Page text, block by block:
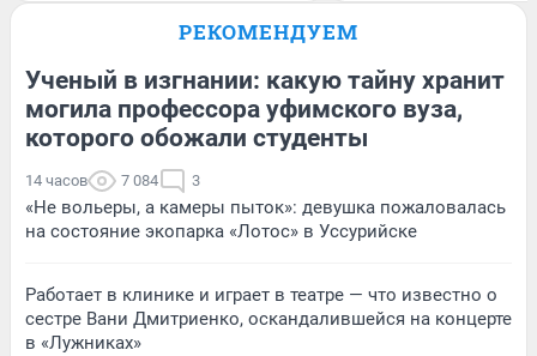
РЕКОМЕНДУЕМ
Ученый в изгнании: какую тайну хранит
могила профессора уфимского вуза,
которого обожали студенты
14 часов 7 084 3
«Не вольеры, а камеры пыток»: девушка пожаловалась
на состояние экопарка «Лотос» в Уссурийске
Работает в клинике и играет в театре — что известно о
сестре Вани Дмитриенко, оскандалившейся на концерте
в «Лужниках»